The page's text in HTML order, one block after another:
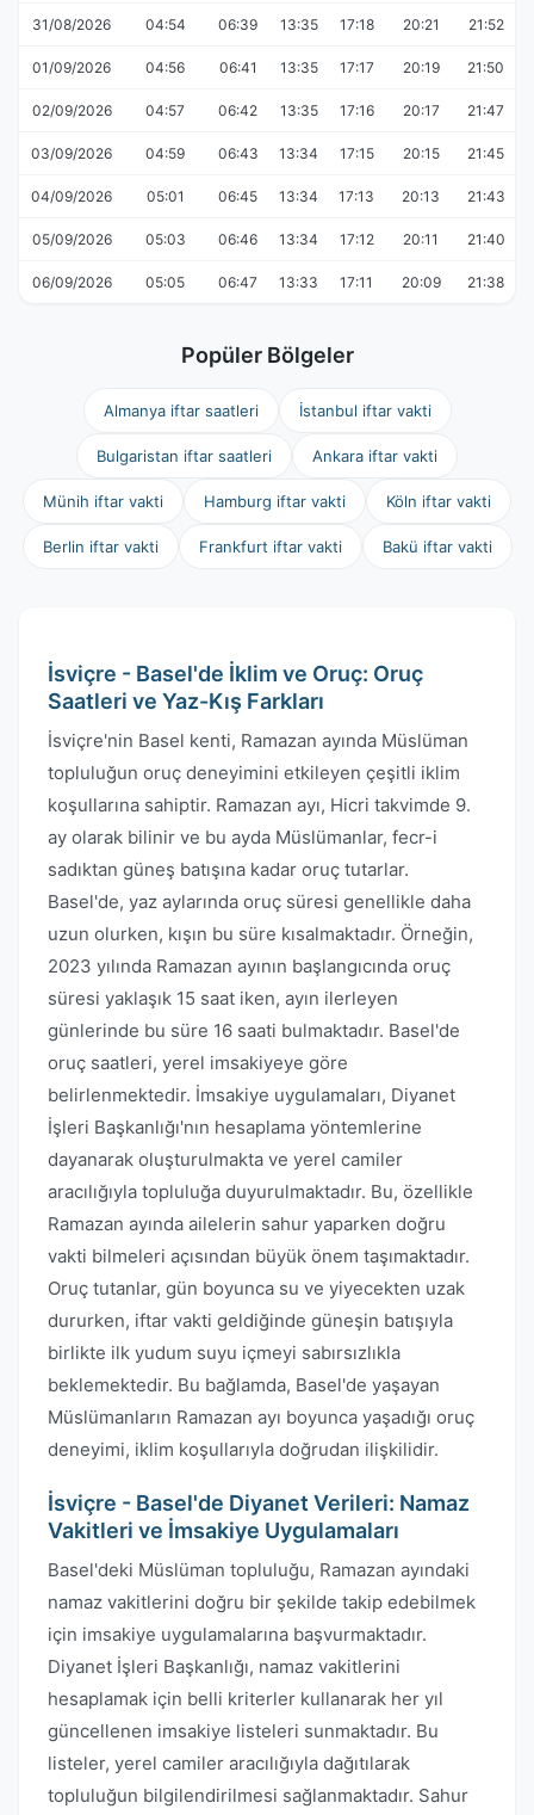
31/08/2026 04:54 06:39 13:35 17:18 20:21 21:52
01/09/2026 04:56 06:41 13:35 17:17 20:19 21:50
02/09/2026 04:57 06:42 13:35 17:16 20:17 21:47
03/09/2026 04:59 06:43 13:34 17:15 20:15 21:45
04/09/2026 05:01 06:45 13:34 17:13 20:13 21:43
05/09/2026 05:03 06:46 13:34 17:12 20:11 21:40
06/09/2026 05:05 06:47 13:33 17:11 20:09 21:38
Popüler Bölgeler
Almanya iftar saatleri İstanbul iftar vakti
Bulgaristan iftar saatleri Ankara iftar vakti
Münih iftar vakti Hamburg iftar vakti Köln iftar vakti
Berlin iftar vakti Frankfurt iftar vakti Bakü iftar vakti
İsviçre - Basel'de İklim ve Oruç: Oruç
Saatleri ve Yaz-Kış Farkları
İsviçre'nin Basel kenti, Ramazan ayında Müslüman
topluluğun oruç deneyimini etkileyen çeşitli iklim
koşullarına sahiptir. Ramazan ayı, Hicri takvimde 9.
ay olarak bilinir ve bu ayda Müslümanlar, fecr-i
sadıktan güneş batışına kadar oruç tutarlar.
Basel'de, yaz aylarında oruç süresi genellikle daha
uzun olurken, kışın bu süre kısalmaktadır. Örneğin,
2023 yılında Ramazan ayının başlangıcında oruç
süresi yaklaşık 15 saat iken, ayın ilerleyen
günlerinde bu süre 16 saati bulmaktadır. Basel'de
oruç saatleri, yerel imsakiyeye göre
belirlenmektedir. İmsakiye uygulamaları, Diyanet
İşleri Başkanlığı'nın hesaplama yöntemlerine
dayanarak oluşturulmakta ve yerel camiler
aracılığıyla topluluğa duyurulmaktadır. Bu, özellikle
Ramazan ayında ailelerin sahur yaparken doğru
vakti bilmeleri açısından büyük önem taşımaktadır.
Oruç tutanlar, gün boyunca su ve yiyecekten uzak
dururken, iftar vakti geldiğinde güneşin batışıyla
birlikte ilk yudum suyu içmeyi sabırsızlıkla
beklemektedir. Bu bağlamda, Basel'de yaşayan
Müslümanların Ramazan ayı boyunca yaşadığı oruç
deneyimi, iklim koşullarıyla doğrudan ilişkilidir.
İsviçre - Basel'de Diyanet Verileri: Namaz
Vakitleri ve İmsakiye Uygulamaları
Basel'deki Müslüman topluluğu, Ramazan ayındaki
namaz vakitlerini doğru bir şekilde takip edebilmek
için imsakiye uygulamalarına başvurmaktadır.
Diyanet İşleri Başkanlığı, namaz vakitlerini
hesaplamak için belli kriterler kullanarak her yıl
güncellenen imsakiye listeleri sunmaktadır. Bu
listeler, yerel camiler aracılığıyla dağıtılarak
topluluğun bilgilendirilmesi sağlanmaktadır. Sahur